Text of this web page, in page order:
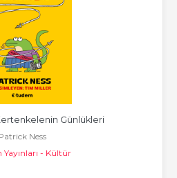
Günlükleri
Ness
Yayınları - Kültür